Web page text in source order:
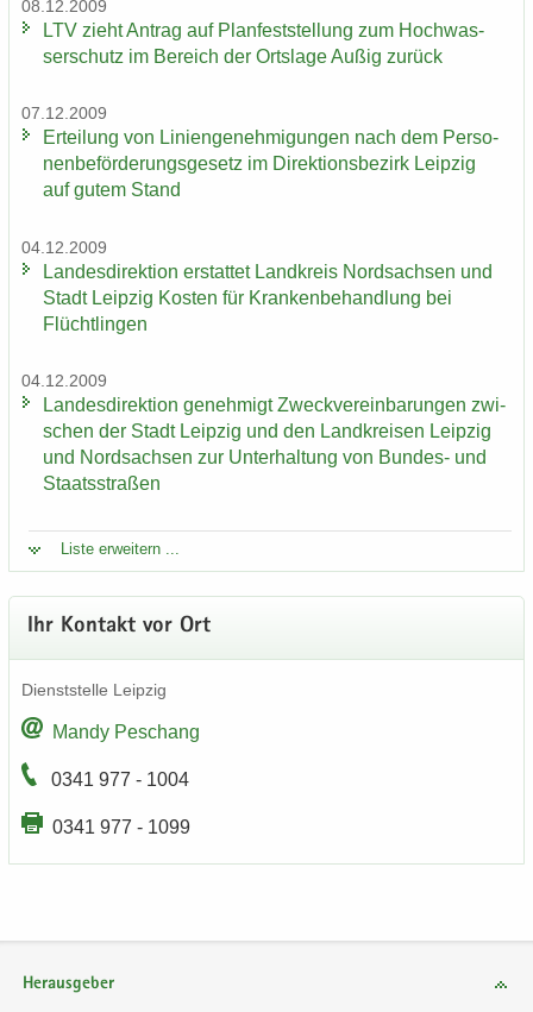
08.12.2009
LTV zieht An­trag auf Plan­fest­stel­lung zum Hoch­was­
ser­schutz im Be­reich der Orts­la­ge Außig zu­rück
07.12.2009
Er­tei­lung von Li­ni­en­ge­neh­mi­gun­gen nach dem Per­so­
nen­be­för­de­rungs­ge­setz im Di­rek­ti­ons­be­zirk Leip­zig
auf gutem Stand
04.12.2009
Lan­des­di­rek­ti­on er­stat­tet Land­kreis Nord­sach­sen und
Stadt Leip­zig Kos­ten für Kran­ken­be­hand­lung bei
Flücht­lin­gen
04.12.2009
Lan­des­di­rek­ti­on ge­neh­migt Zweck­ver­ein­ba­run­gen zwi­
schen der Stadt Leip­zig und den Land­krei­sen Leip­zig
und Nord­sach­sen zur Un­ter­hal­tung von Bundes-​ und
Staats­stra­ßen
Liste er­wei­tern ...
Ihr Kon­takt vor Ort
Dienst­stel­le Leip­zig
Mandy Peschang
0341 977 - 1004
0341 977 - 1099
Herausgeber